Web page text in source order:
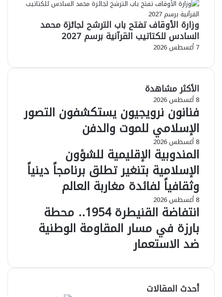
وزارة الأوقاف تفتح باب الترشح لجائزة محمد
السادس للكتاتيب القرآنية برسم 2027
7 أغسطس 2026
الأكثر مشاهدة
8 أغسطس 2026
فنانون نرويجيون يستكشفون التصور
الإسلامي للموت والدفن
8 أغسطس 2026
المندوبية الإقليمية للشؤون
الإسلامية بتنغير تطلق برنامجاً دينياً
وثقافياً لفائدة مغاربة العالم
8 أغسطس 2026
انتفاضة القنيطرة 1954.. محطة
بارزة في مسار المقاومة الوطنية
ضد الاستعمار
أحدث المقالات